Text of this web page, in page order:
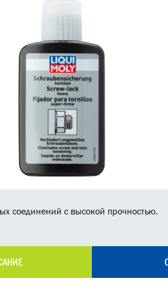
соединений с высокой прочностью.